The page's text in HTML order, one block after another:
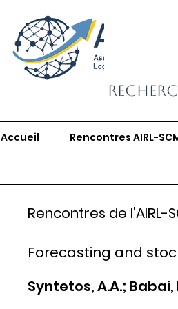
Accueil Rencontres AIRL-
Rencontres de l'AIRL-
Forecasting and
Syntetos, A.A.; Babai,